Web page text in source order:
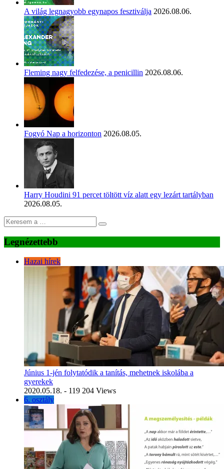
A világ legnagyobb egynapos fesztiválja 2026.08.06.
Fleming nagy felfedezése, a penicillin 2026.08.06.
Fogyó Nap a horizonton 2026.08.05.
Harry Houdini 91 percet töltött víz alatt egy lezárt tartályban
2026.08.05.
Legnézettebb
Hazai hírek
Június 1-jén folytatódik a tanítás, mehetnek iskolába a
gyerekek
2020.05.18. - 119 204 Views
6. osztály